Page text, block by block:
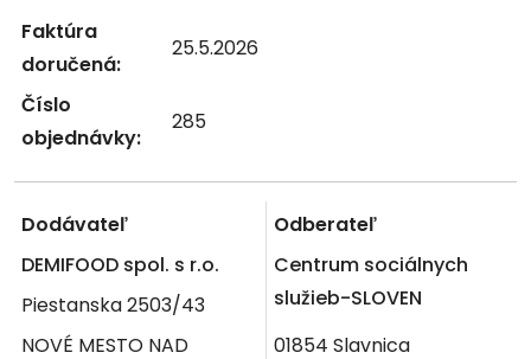
Faktúra
doručená:
25.5.2026
Číslo
objednávky:
285
Dodávateľ
DEMIFOOD spol. s r.o.
Piestanska 2503/43
NOVÉ MESTO NAD
Odberateľ
Centrum sociálnych
služieb-SLOVEN
01854 Slavnica